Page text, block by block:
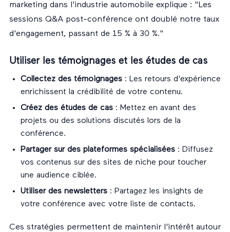
marketing dans l'industrie automobile explique : "Les
sessions Q&A post-conférence ont doublé notre taux
d'engagement, passant de 15 % à 30 %."
Utiliser les témoignages et les études de cas
Collectez des témoignages : Les retours d'expérience
enrichissent la crédibilité de votre contenu.
Créez des études de cas : Mettez en avant des
projets ou des solutions discutés lors de la
conférence.
Partager sur des plateformes spécialisées : Diffusez
vos contenus sur des sites de niche pour toucher
une audience ciblée.
Utiliser des newsletters : Partagez les insights de
votre conférence avec votre liste de contacts.
Ces stratégies permettent de maintenir l'intérêt autour